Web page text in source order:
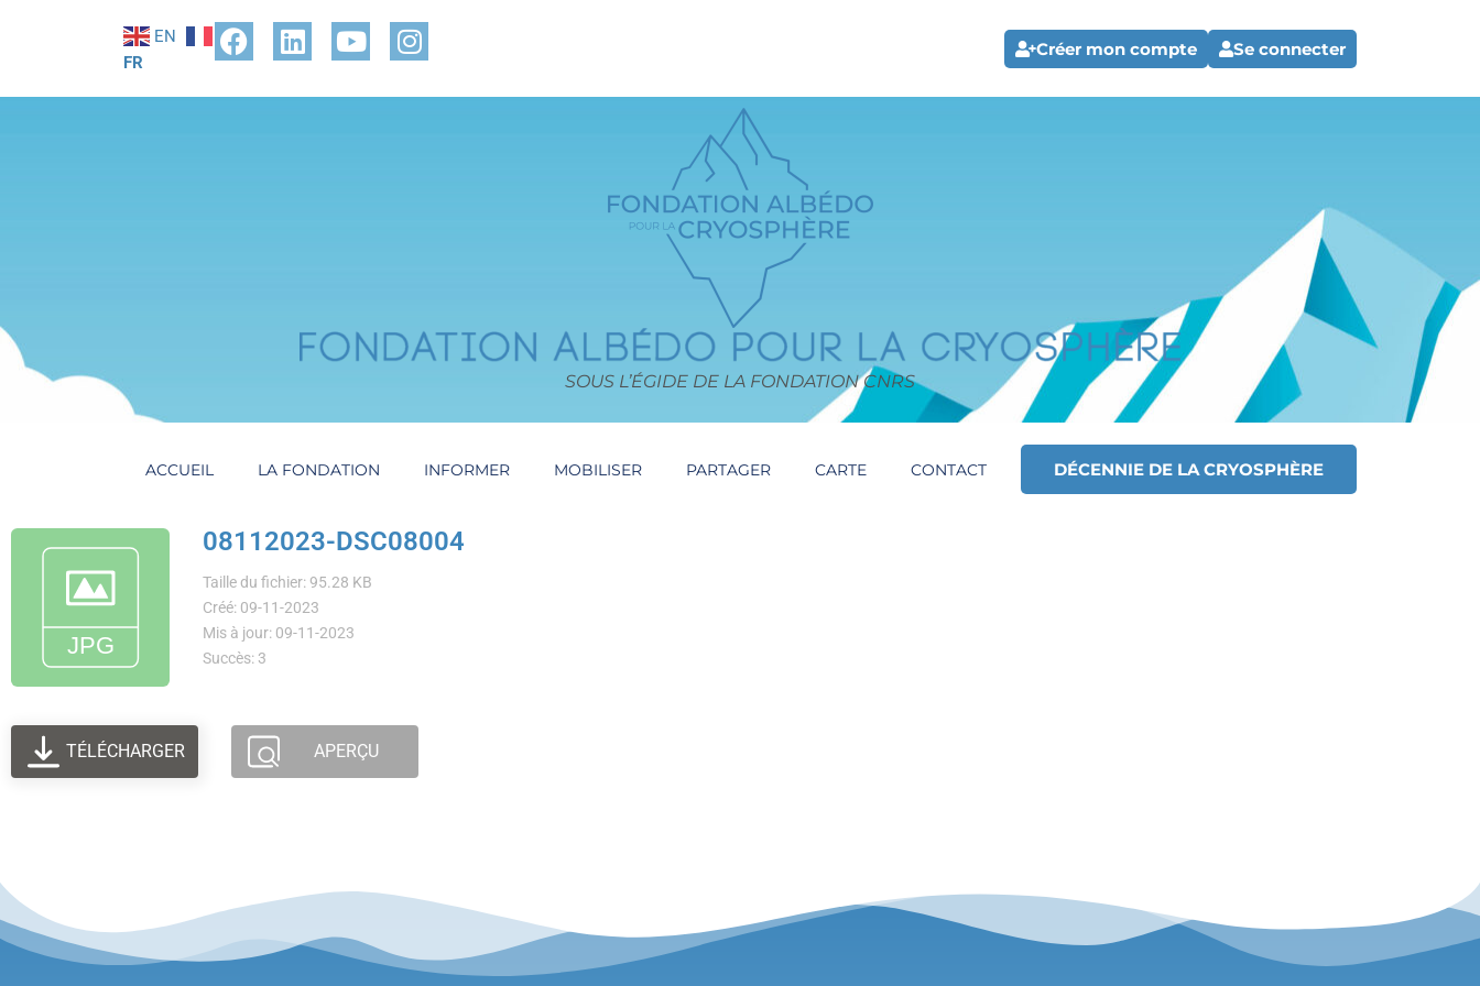
EN
FR
Créer mon compte Se connecter
SOUS L’ÉGIDE DE LA FONDATION CNRS
ACCUEIL LA FONDATION INFORMER MOBILISER PARTAGER CARTE CONTACT DÉCENNIE DE LA CRYOSPHÈRE
08112023-DSC08004
Taille du fichier: 95.28 KB
Créé: 09-11-2023
Mis à jour: 09-11-2023
Succès: 3
TÉLÉCHARGER APERÇU